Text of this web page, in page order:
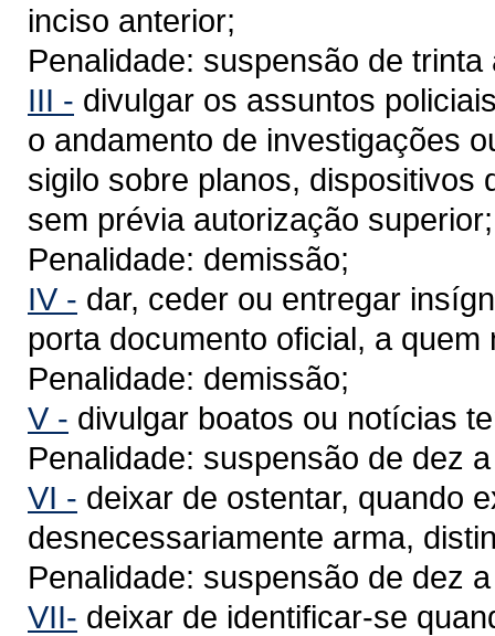
inciso anterior;
Penalidade: suspensão de
III - divulgar os assuntos
o andamento de investigações
sigilo sobre planos,
sem prévia autorização superior;
Penalidade: demissão;
IV - dar, ceder ou entregar
porta documento oficial, a
Penalidade: demissão;
V - divulgar boatos ou notícias
Penalidade: suspensão de dez
VI - deixar de ostentar, quando
desnecessariamente arma,
Penalidade: suspensão de dez
VII- deixar de identificar-se